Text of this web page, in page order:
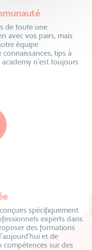
de toute une
avec vos pairs, mais
équipe
tips à
n’est toujours
spécifiquement
experts dans
des formations
et de
compétences sur des